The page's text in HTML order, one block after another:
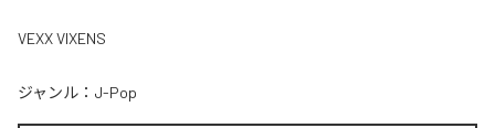
VEXX VIXENS
ジャンル： J-Pop